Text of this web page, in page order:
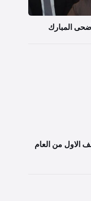
المبارك
الاول من العام